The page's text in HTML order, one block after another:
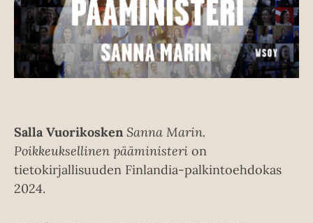
Salla Vuorikosken Sanna Marin.
Poikkeuksellinen pääministeri on
tietokirjallisuuden Finlandia-palkintoehdokas
2024.